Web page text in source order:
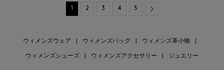
1 2 3 4 5 Next
ウィメンズウェア ウィメンズバッグ ウィメンズ革小物
ウィメンズシューズ ウィメンズアクセサリー ジュエリー